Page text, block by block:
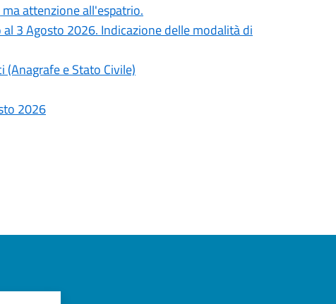
attenzione all'espatrio.
3 Agosto 2026. Indicazione delle modalità di
e Stato Civile)
2026